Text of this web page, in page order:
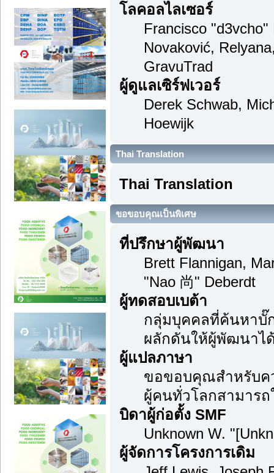
โลคอลไลเซอร์
Francisco
Novaković,
GravuTrad
ผู้ดูแลเซิร์ฟเวอร์
Derek Schwab,
Hoewijk
Thai Translation
Thai Translation
ขอขอบคุณเป็นพิเศษ
ที่ปรึกษาผู้พัฒนา
Brett Flannigan,
"Nao 尚" Deberdt
ผู้ทดสอบเบต้า
กลุ่มบุคคลที่ค้นหาบั๊
ผลักดันให้ผู้พัฒนาไ
ผู้แปลภาษา
ขอขอบคุณสำหรับค
ผู้คนทั่วโลกสามารถ
บิดาผู้ก่อตั้ง SMF
Unknown W.
ผู้จัดการโครงการเดิม